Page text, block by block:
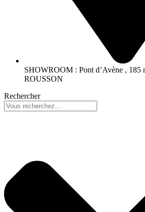
SHOWROOM : Pont d’Avène , 185
ROUSSON
Rechercher